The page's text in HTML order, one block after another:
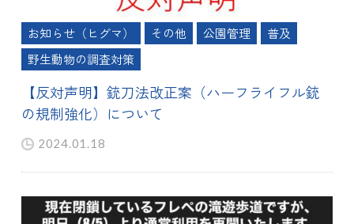
お知らせ（ヒグマ） その他 公園管理
普及
野生動物の調査対策
【反対声明】銃刀法改正案（ハーフライフル銃
の規制強化）について
2024.01.18